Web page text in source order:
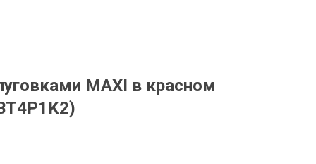
MAXI в красном